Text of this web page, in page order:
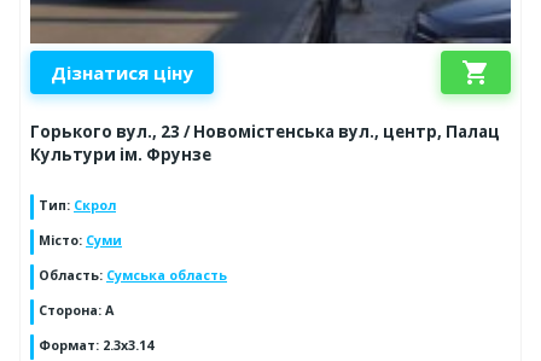
Дізнатися ціну shopping_cart
Горького вул., 23 / Новомістенська вул., центр, Палац
Культури ім. Фрунзе
Тип: Скрол
Місто: Суми
Область: Сумська область
Сторона: A
Формат: 2.3x3.14